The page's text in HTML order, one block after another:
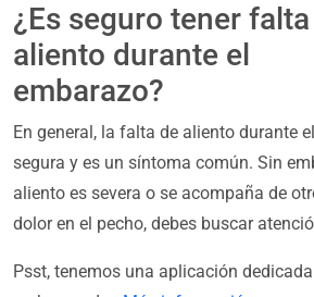
¿Es seguro tener
aliento durante el
embarazo?
En general, la falta de aliento durante
segura y es un síntoma común. Sin
aliento es severa o se acompaña de
dolor en el pecho, debes buscar
Psst, tenemos una aplicación